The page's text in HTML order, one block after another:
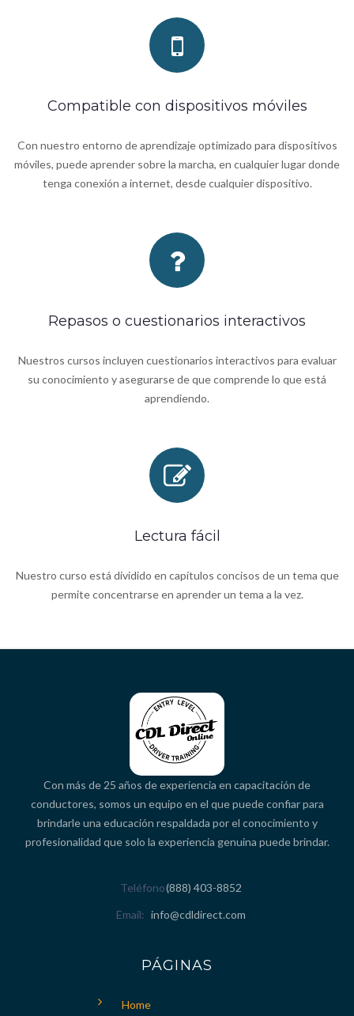
Compatible con dispositivos móviles
Con nuestro entorno de aprendizaje optimizado para dispositivos
móviles, puede aprender sobre la marcha, en cualquier lugar donde
tenga conexión a internet, desde cualquier dispositivo.
Repasos o cuestionarios interactivos
Nuestros cursos incluyen cuestionarios interactivos para evaluar
su conocimiento y asegurarse de que comprende lo que está
aprendiendo.
Lectura fácil
Nuestro curso está dividido en capítulos concisos de un tema que
permite concentrarse en aprender un tema a la vez.
Con más de 25 años de experiencia en capacitación de
conductores, somos un equipo en el que puede confiar para
brindarle una educación respaldada por el conocimiento y
profesionalidad que solo la experiencia genuina puede brindar.
Teléfono(888) 403-8852
Email
info@cdldirect.com
PÁGINAS
Home